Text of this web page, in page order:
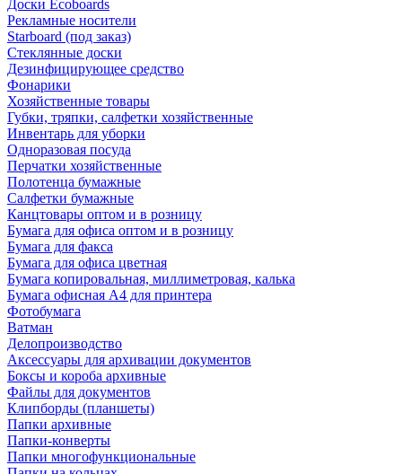
Доски Ecoboards
Рекламные носители
Starboard (под заказ)
Стеклянные доски
Дезинфицирующее средство
Фонарики
Хозяйственные товары
Губки, тряпки, салфетки хозяйственные
Инвентарь для уборки
Одноразовая посуда
Перчатки хозяйственные
Полотенца бумажные
Салфетки бумажные
Канцтовары оптом и в розницу
Бумага для офиса оптом и в розницу
Бумага для факса
Бумага для офиса цветная
Бумага копировальная, миллиметровая, калька
Бумага офисная А4 для принтера
Фотобумага
Ватман
Делопроизводство
Аксессуары для архивации документов
Боксы и короба архивные
Файлы для документов
Клипборды (планшеты)
Папки архивные
Папки-конверты
Папки многофункциональные